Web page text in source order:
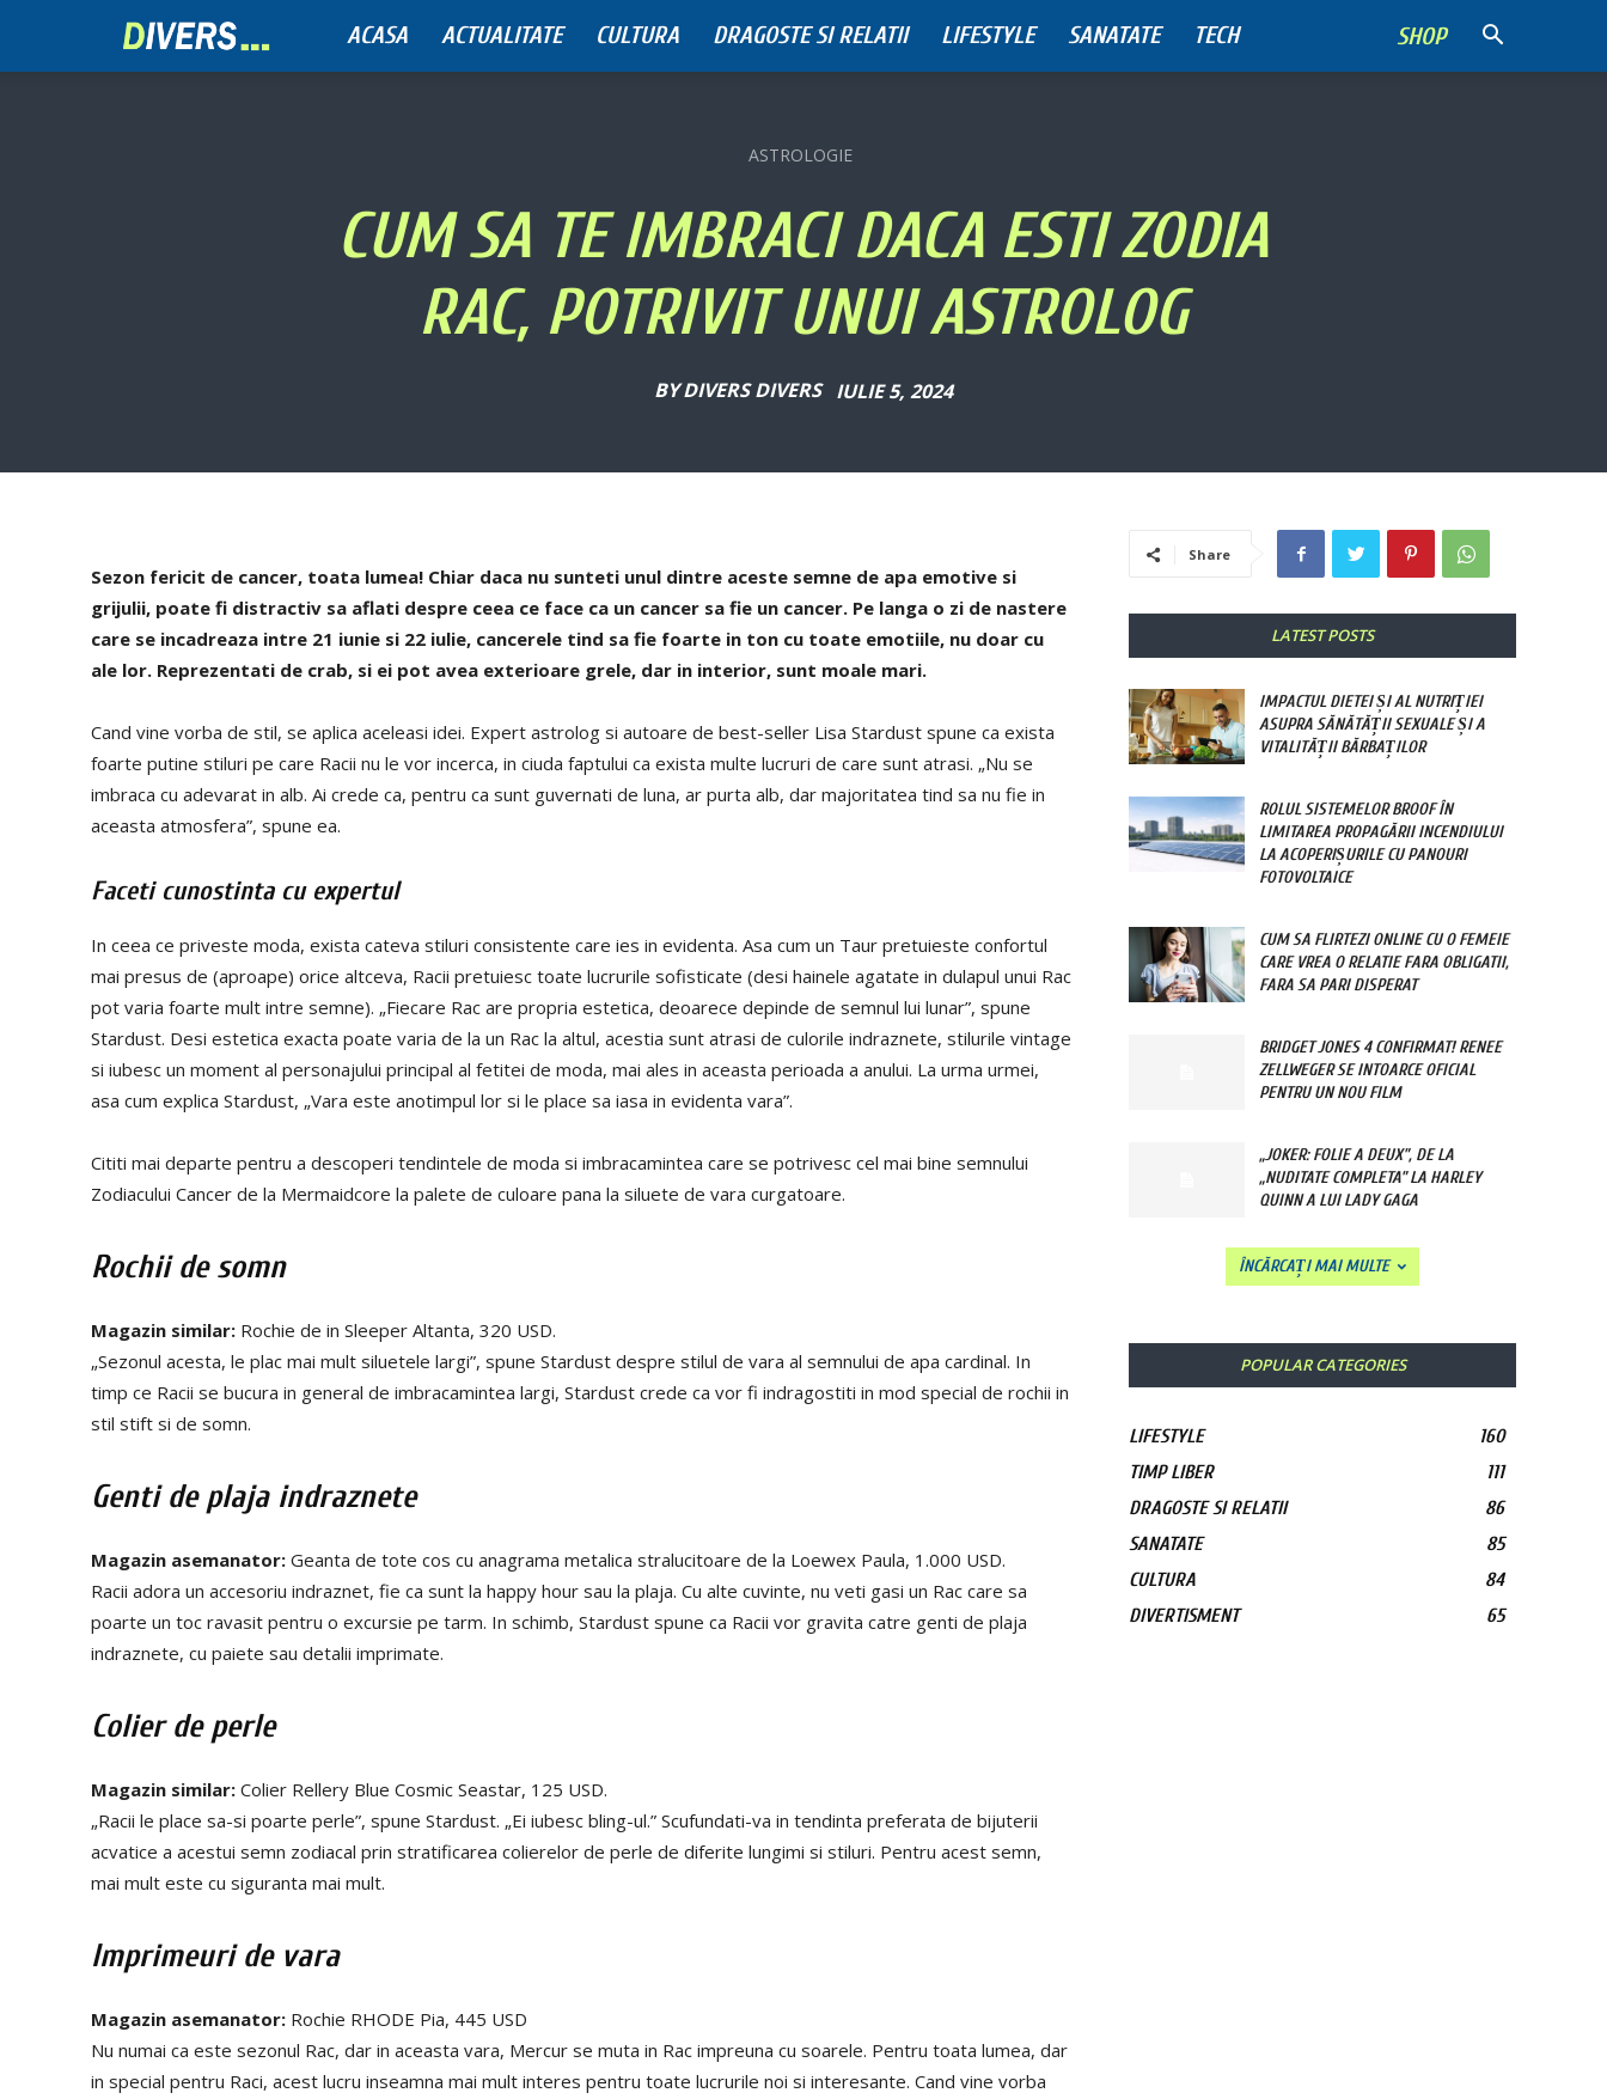
SHOP
ACASA ACTUALITATE CULTURA DRAGOSTE SI RELATII LIFESTYLE SANATATE TECH
ASTROLOGIE
CUM SA TE IMBRACI DACA ESTI ZODIA
RAC, POTRIVIT UNUI ASTROLOG
BYDIVERS DIVERS IULIE 5, 2024
Sezon fericit de cancer, toata lumea! Chiar daca nu sunteti unul dintre aceste semne de apa emotive si
grijulii, poate fi distractiv sa aflati despre ceea ce face ca un cancer sa fie un cancer. Pe langa o zi de nastere
care se incadreaza intre 21 iunie si 22 iulie, cancerele tind sa fie foarte in ton cu toate emotiile, nu doar cu
ale lor. Reprezentati de crab, si ei pot avea exterioare grele, dar in interior, sunt moale mari.
Cand vine vorba de stil, se aplica aceleasi idei. Expert astrolog si autoare de best-seller Lisa Stardust spune ca exista
foarte putine stiluri pe care Racii nu le vor incerca, in ciuda faptului ca exista multe lucruri de care sunt atrasi. „Nu se
imbraca cu adevarat in alb. Ai crede ca, pentru ca sunt guvernati de luna, ar purta alb, dar majoritatea tind sa nu fie in
aceasta atmosfera”, spune ea.
Faceti cunostinta cu expertul
In ceea ce priveste moda, exista cateva stiluri consistente care ies in evidenta. Asa cum un Taur pretuieste confortul
mai presus de (aproape) orice altceva, Racii pretuiesc toate lucrurile sofisticate (desi hainele agatate in dulapul unui Rac
pot varia foarte mult intre semne). „Fiecare Rac are propria estetica, deoarece depinde de semnul lui lunar”, spune
Stardust. Desi estetica exacta poate varia de la un Rac la altul, acestia sunt atrasi de culorile indraznete, stilurile vintage
si iubesc un moment al personajului principal al fetitei de moda, mai ales in aceasta perioada a anului. La urma urmei,
asa cum explica Stardust, „Vara este anotimpul lor si le place sa iasa in evidenta vara”.
Cititi mai departe pentru a descoperi tendintele de moda si imbracamintea care se potrivesc cel mai bine semnului
Zodiacului Cancer de la Mermaidcore la palete de culoare pana la siluete de vara curgatoare.
Rochii de somn
Magazin similar: Rochie de in Sleeper Altanta, 320 USD.
„Sezonul acesta, le plac mai mult siluetele largi”, spune Stardust despre stilul de vara al semnului de apa cardinal. In
timp ce Racii se bucura in general de imbracamintea largi, Stardust crede ca vor fi indragostiti in mod special de rochii in
stil stift si de somn.
Genti de plaja indraznete
Magazin asemanator: Geanta de tote cos cu anagrama metalica stralucitoare de la Loewex Paula, 1.000 USD.
Racii adora un accesoriu indraznet, fie ca sunt la happy hour sau la plaja. Cu alte cuvinte, nu veti gasi un Rac care sa
poarte un toc ravasit pentru o excursie pe tarm. In schimb, Stardust spune ca Racii vor gravita catre genti de plaja
indraznete, cu paiete sau detalii imprimate.
Colier de perle
Magazin similar: Colier Rellery Blue Cosmic Seastar, 125 USD.
„Racii le place sa-si poarte perle”, spune Stardust. „Ei iubesc bling-ul.” Scufundati-va in tendinta preferata de bijuterii
acvatice a acestui semn zodiacal prin stratificarea colierelor de perle de diferite lungimi si stiluri. Pentru acest semn,
mai mult este cu siguranta mai mult.
Imprimeuri de vara
Magazin asemanator: Rochie RHODE Pia, 445 USD
Nu numai ca este sezonul Rac, dar in aceasta vara, Mercur se muta in Rac impreuna cu soarele. Pentru toata lumea, dar
in special pentru Raci, acest lucru inseamna mai mult interes pentru toate lucrurile noi si interesante. Cand vine vorba
Share
LATEST POSTS
IMPACTUL DIETEI ȘI AL NUTRIȚIEI
ASUPRA SĂNĂTĂȚII SEXUALE ȘI A
VITALITĂȚII BĂRBAȚILOR
ROLUL SISTEMELOR BROOF ÎN
LIMITAREA PROPAGĂRII INCENDIULUI
LA ACOPERIȘURILE CU PANOURI
FOTOVOLTAICE
CUM SA FLIRTEZI ONLINE CU O FEMEIE
CARE VREA O RELATIE FARA OBLIGATII,
FARA SA PARI DISPERAT
BRIDGET JONES 4 CONFIRMAT! RENEE
ZELLWEGER SE INTOARCE OFICIAL
PENTRU UN NOU FILM
„JOKER: FOLIE A DEUX”, DE LA
„NUDITATE COMPLETA” LA HARLEY
QUINN A LUI LADY GAGA
ÎNCĂRCAȚI MAI MULTE
POPULAR CATEGORIES
LIFESTYLE
160
TIMP LIBER
111
DRAGOSTE SI RELATII
86
SANATATE
85
CULTURA
84
DIVERTISMENT
65